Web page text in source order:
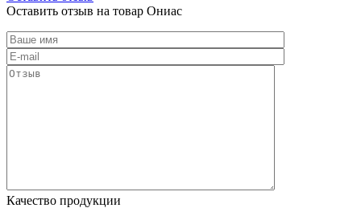
Оставить отзыв на товар Ониас
Качество продукции